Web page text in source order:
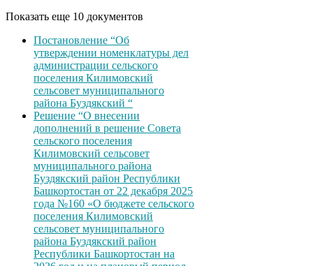
Показать еще 10 документов
Постановление “Об
утверждении номенклатуры дел
администрации сельского
поселения Килимовский
сельсовет муниципального
района Буздякский “
Решение “О внесении
дополнений в решение Совета
сельского поселения
Килимовский сельсовет
муниципального района
Буздякский район Республики
Башкортостан от 22 декабря 2025
года №160 «О бюджете сельского
поселения Килимовский
сельсовет муниципального
района Буздякский район
Республики Башкортостан на